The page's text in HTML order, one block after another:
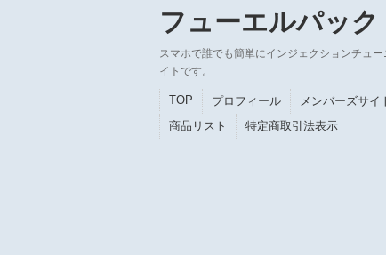
フューエルパッ
スマホで誰でも簡単にインジェクションチュ
イトです。
TOP プロフィール メンバーズサイ
商品リスト
特定商取引法表示